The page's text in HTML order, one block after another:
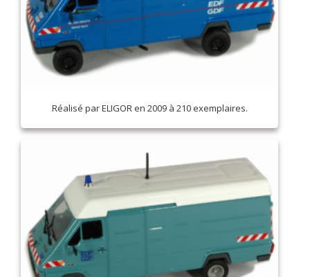
Réalisé par ELIGOR en 2009 à 210 exemplaires.